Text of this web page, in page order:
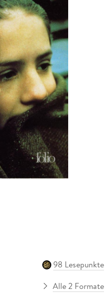
98 Lesepunkte
Alle 2 Formate